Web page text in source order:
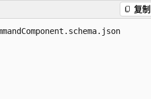
复制